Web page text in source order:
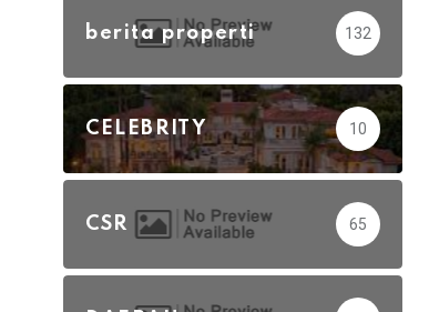
berita properti 132
CELEBRITY 10
CSR 65